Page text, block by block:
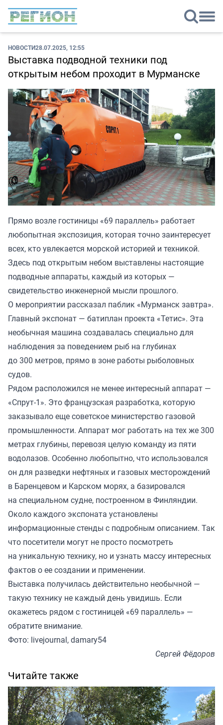
НОВОСТИ28.07.2025, 12:55
Выставка подводной техники под
открытым небом проходит в Мурманске
Прямо возле гостиницы «69 параллель» работает
любопытная экспозиция, которая точно заинтересует
всех, кто увлекается морской историей и техникой.
Здесь под открытым небом выставлены настоящие
подводные аппараты, каждый из которых —
свидетельство инженерной мысли прошлого.
О мероприятии рассказал паблик «Мурманск завтра».
Главный экспонат — батиплан проекта «Тетис». Эта
необычная машина создавалась специально для
наблюдения за поведением рыб на глубинах
до 300 метров, прямо в зоне работы рыболовных
судов.
Рядом расположился не менее интересный аппарат —
«Спрут-1». Это французская разработка, которую
заказывало еще советское министерство газовой
промышленности. Аппарат мог работать на тех же 300
метрах глубины, перевозя целую команду из пяти
водолазов. Особенно любопытно, что использовался
он для разведки нефтяных и газовых месторождений
в Баренцевом и Карском морях, а базировался
на специальном судне, построенном в Финляндии.
Около каждого экспоната установлены
информационные стенды с подробным описанием. Так
что посетители могут не просто посмотреть
на уникальную технику, но и узнать массу интересных
фактов о ее создании и применении.
Выставка получилась действительно необычной —
такую технику не каждый день увидишь. Если
окажетесь рядом с гостиницей «69 параллель» —
обратите внимание.
Фото: livejournal, damary54
Сергей Фёдоров
Читайте также